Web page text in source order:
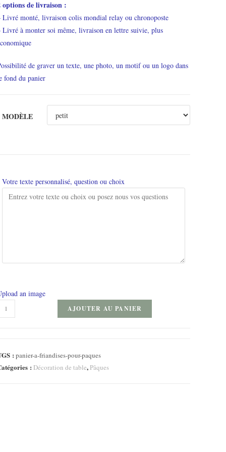
options de livraison :
Livré monté, livraison colis mondial relay ou chronoposte
Livré à monter soi même, livraison en lettre suivie, plus
de graver un texte, une photo, un motif ou un logo dans
fond du panier
MODÈLE
Votre texte personnalisé, question ou choix
an image
quantité
AJOUTER AU PANIER
: panier-a-friandises-pour-paques
: Décoration de table, Pâques